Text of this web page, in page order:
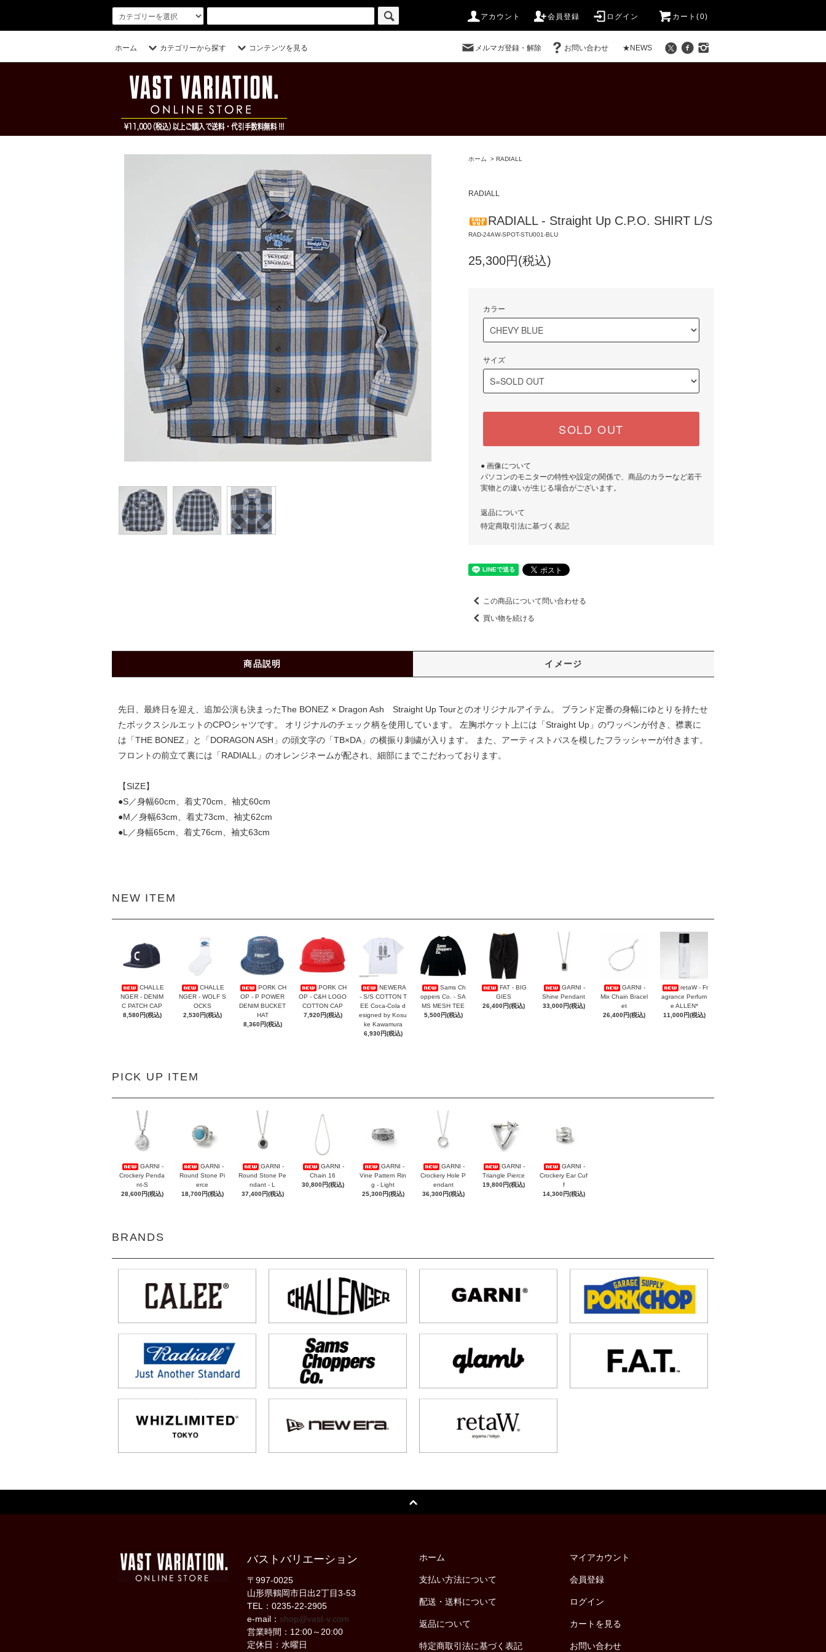
アカウント 会員登録 ログイン カート(0)
ホーム カテゴリーから探す コンテンツを見る メルマガ登録・解除 お問い合わせ ★NEWS
ホーム > RADIALL
RADIALL
RADIALL - Straight Up C.P.O. SHIRT L/S
RAD-24AW-SPOT-STU001-BLU
25,300円(税込)
カラー
サイズ
SOLD OUT
● 画像について
パソコンのモニターの特性や設定の関係で、商品のカラーなど若干
実物との違いが生じる場合がございます。
返品について
特定商取引法に基づく表記
この商品について問い合わせる
買い物を続ける
商品説明 イメージ
先日、最終日を迎え、追加公演も決まったThe BONEZ × Dragon Ash Straight Up Tourとのオリジナルアイテム。 ブランド定番の身幅にゆとりを持たせ
たボックスシルエットのCPOシャツです。 オリジナルのチェック柄を使用しています。 左胸ポケット上には「Straight Up」のワッペンが付き、襟裏に
は「THE BONEZ」と「DORAGON ASH」の頭文字の「TB×DA」の横振り刺繍が入ります。 また、アーティストパスを模したフラッシャーが付きます。
フロントの前立て裏には「RADIALL」のオレンジネームが配され、細部にまでこだわっております。
【SIZE】
●S／身幅60cm、着丈70cm、袖丈60cm
●M／身幅63cm、着丈73cm、袖丈62cm
●L／身幅65cm、着丈76cm、袖丈63cm
NEW ITEM
CHALLE
NGER - DENIM
C PATCH CAP
8,580円(税込)
CHALLE
NGER - WOLF S
OCKS
2,530円(税込)
PORK CH
OP - P POWER
DENIM BUCKET
HAT
8,360円(税込)
PORK CH
OP - C&H LOGO
COTTON CAP
7,920円(税込)
NEWERA
- S/S COTTON T
EE Coca-Cola d
esigned by Kosu
ke Kawamura
6,930円(税込)
Sams Ch
oppers Co. - SA
MS MESH TEE
5,500円(税込)
FAT - BIG
GIES
26,400円(税込)
GARNI -
Shine Pendant
33,000円(税込)
GARNI -
Mix Chain Bracel
et
26,400円(税込)
retaW - Fr
agrance Perfum
e ALLEN*
11,000円(税込)
PICK UP ITEM
GARNI -
Crockery Penda
nt-S
28,600円(税込)
GARNI -
Round Stone Pi
erce
18,700円(税込)
GARNI -
Round Stone Pe
ndant - L
37,400円(税込)
GARNI -
Chain 16
30,800円(税込)
GARNI -
Vine Pattern Rin
g - Light
25,300円(税込)
GARNI -
Crockery Hole P
endant
36,300円(税込)
GARNI -
Triangle Pierce
19,800円(税込)
GARNI -
Crockery Ear Cuf
f
14,300円(税込)
BRANDS
バストバリエーション
〒997-0025
山形県鶴岡市日出2丁目3-53
TEL：0235-22-2905
e-mail： shop@vast-v.com
営業時間：12:00～20:00
定休日：水曜日
ホーム
支払い方法について
配送・送料について
返品について
特定商取引法に基づく表記
マイアカウント
会員登録
ログイン
カートを見る
お問い合わせ